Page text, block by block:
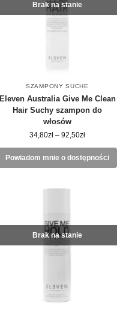
Brak na stanie
SZAMPONY SUCHE
Eleven Australia Give Me Clean
Hair Suchy szampon do
włosów
34,80zł – 92,50zł
Powiadom mnie o dostępności
Brak na stanie